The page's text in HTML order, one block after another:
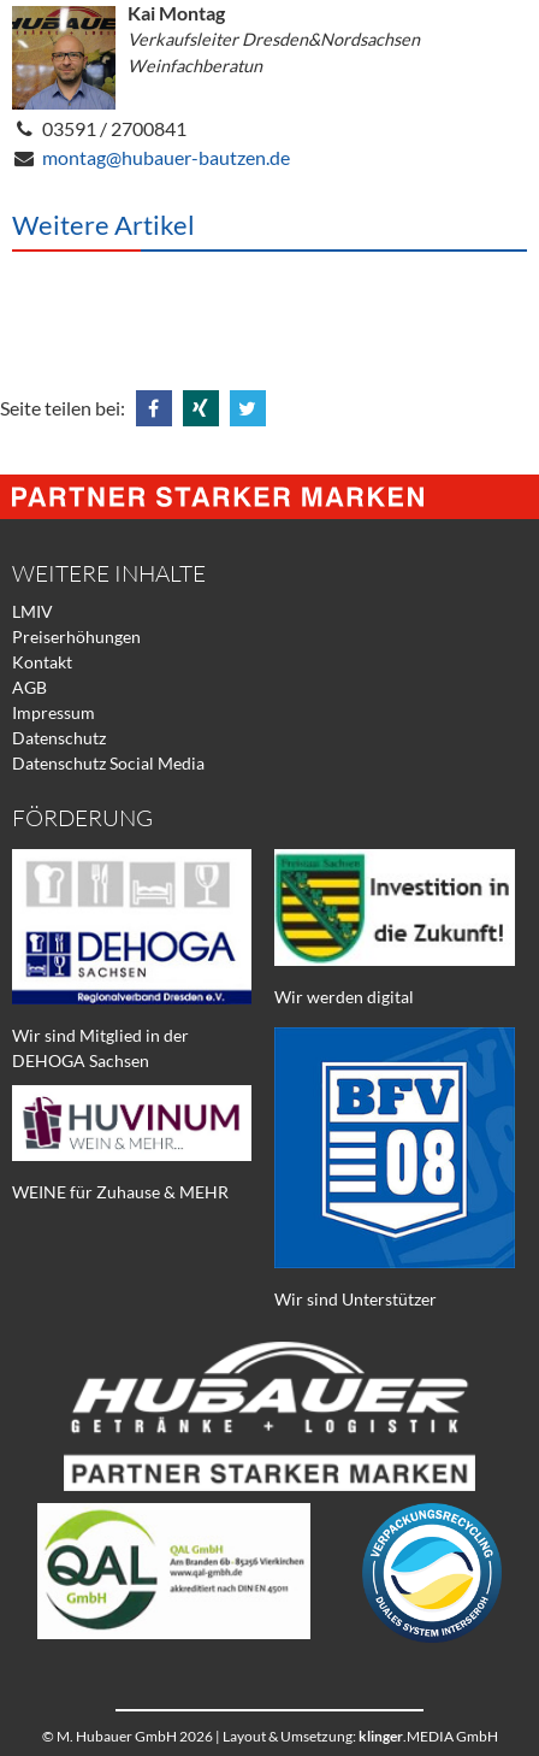
Kai Montag
Verkaufsleiter Dresden&Nordsachsen
Weinfachberatun
03591 / 2700841
montag@hubauer-bautzen.de
Weitere Artikel
Seite teilen bei:
@
Facebook
@
Xing
@
Twitter
WEITERE INHALTE
LMIV
Preiserhöhungen
Kontakt
AGB
Impressum
Datenschutz
Datenschutz Social Media
FÖRDERUNG
Wir sind Mitglied in der
DEHOGA Sachsen
WEINE für Zuhause & MEHR
Wir werden digital
Wir sind Unterstützer
© M. Hubauer GmbH 2026 | Layout & Umsetzung:klinger.MEDIA GmbH